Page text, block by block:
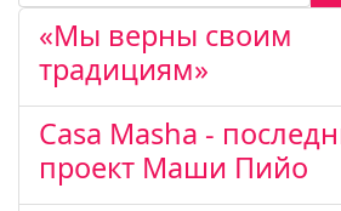
«Мы верны своим
традициям»
Casa Masha -
проект Маши Пийо